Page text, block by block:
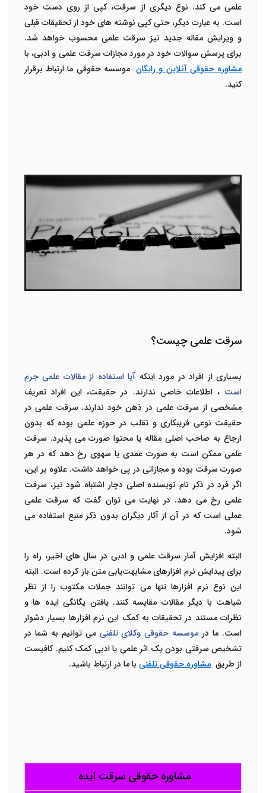
علمی می کند. نوع دیگری از سرقت، کپی از روی دست خود
است. به عبارت دیگر، حتی کپی نوشته های خود از تحقیقات قبلی
و ویرایش مقاله جدید نیز سرقت علمی محسوب خواهد شد.
برای پرسش سوالات خود در مورد مجازات سرقت علمی و ادبی، با
مشاوره حقوقی آنلاین و رایگانموسسه حقوقی ما ارتباط برقرار
کنید.
سرقت علمی چیست؟
بسیاری از افراد در مورد اینکه آیا استفاده از مقالات علمی جرم
است، اطلاعات خاصی ندارند. در حقیقت، این افراد تعریف
مشخصی از سرقت علمی در ذهن خود ندارند. سرقت علمی در
حقیقت نوعی فریبکاری و تقلب در حوزه علمی بوده که بدون
ارجاع به صاحب اصلی مقاله یا محتوا صورت می پذیرد. سرقت
علمی ممکن است به صورت عمدی یا سهوی رخ دهد که در هر
صورت سرقت بوده و مجازاتی در پی خواهد داشت. علاوه بر این،
اگر فرد در ذکر نام نویسنده اصلی دچار اشتباه شود نیز، سرقت
علمی رخ می دهد. در نهایت می توان گفت که سرقت علمی
عملی است که در آن از آثار دیگران بدون ذکر منبع استفاده می
شود.
البته افزایش آمار سرقت علمی و ادبی در سال های اخیر، راه را
برای پیدایش نرم افزارهای مشابهت‌یابی متن باز کرده است. البته
این نوع نرم افزارها تنها می توانند جملات مکتوب را از نظر
شباهت با دیگر مقالات مقایسه کنند. یافتن یگانگی ایده ها و
نظرات مستند در تحقیقات به کمک این نرم افزارها بسیار دشوار
است. ما در موسسه حقوقی وکلای تلفنی می توانیم به شما در
تشخیص سرقتی بودن یک اثر علمی یا ادبی کمک کنیم. کافیست
از طریق مشاوره حقوقی تلفنی با ما در ارتباط باشید.
مشاوره حقوقی سرقت ایده